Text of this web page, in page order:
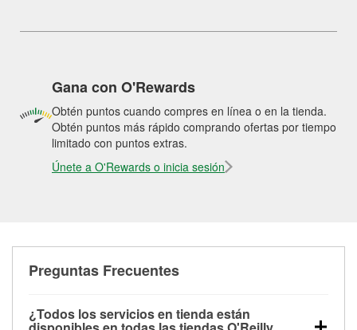
Gana con O'Rewards
Obtén puntos cuando compres en línea o en la tienda.
Obtén puntos más rápido comprando ofertas por tiempo
limitado con puntos extras.
Únete a O'Rewards o inicia sesión
Preguntas Frecuentes
¿Todos los servicios en tienda están